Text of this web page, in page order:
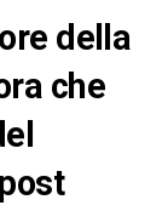
della
che